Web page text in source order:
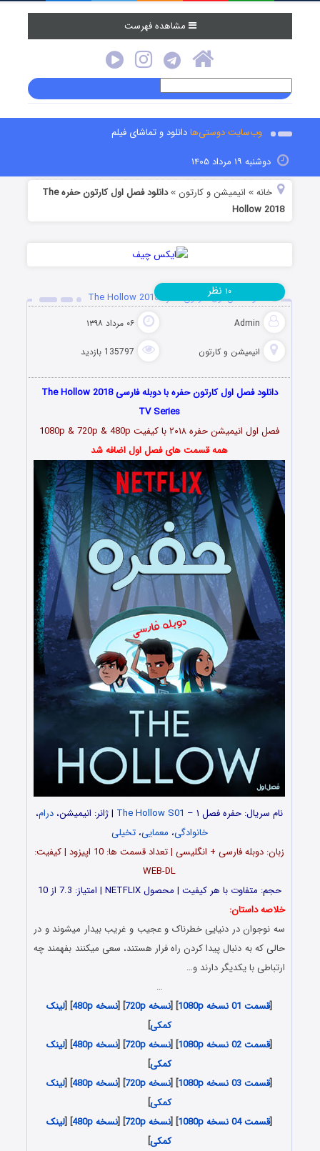
مشاهده فهرست
وب‌سایت دوستی‌هادانلود و تماشای فیلم
دوشنبه ۱۹ مرداد ۱۴۰۵
خانه » انیمیشن و کارتون »
دانلود فصل اول کارتون حفره The
Hollow 2018
دانلود فصل اول کارتون حفره The Hollow 2018
Admin ۰۶ مرداد ۱۳۹۸
انیمیشن و کارتون 135797 بازدید
۱۰ نظر
دانلود فصل اول کارتون حفره با دوبله فارسی The Hollow 2018
TV Series
فصل اول انیمیشن حفره۲۰۱۸با کیفیت 1080p & 720p & 480p
همه قسمت های فصل اول اضافه شد
نام سریال: حفره فصل ۱ – The Hollow S01 | ژانر: انیمیشن، درام،
خانوادگی، معمایی،تخیلی
زبان: دوبله فارسی + انگلیسی | تعداد قسمت ها: 10 اپیزود | کیفیت:
WEB-DL
حجم: متفاوت با هر کیفیت | محصول NETFLIX | امتیاز: 7.3 از 10
خلاصه داستان:
سه نوجوان در دنیایی خطرناک و عجیب و غریب بیدار میشوند و در
حالی که به دنبال پیدا کردن راه فرار هستند، سعی میکنند بفهمند چه
ارتباطی با یکدیگر دارند و…
…
[قسمت 01 نسخه 1080p ] [نسخه 720p ] [نسخه 480p ] [لینک
کمکی]
[قسمت 02 نسخه 1080p ] [نسخه 720p ] [نسخه 480p ] [لینک
کمکی]
[قسمت 03 نسخه 1080p ] [نسخه 720p ] [نسخه 480p ] [لینک
کمکی]
[قسمت 04 نسخه 1080p ] [نسخه 720p ] [نسخه 480p ] [لینک
کمکی]